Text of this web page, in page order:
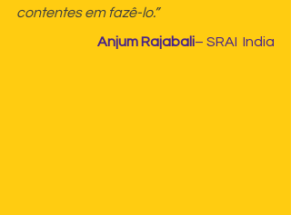
contentes em fazê-lo.”
Anjum Rajabali– SRAI  India